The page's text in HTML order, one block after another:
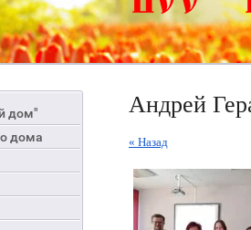
дом"
дома
Андрей
« Назад